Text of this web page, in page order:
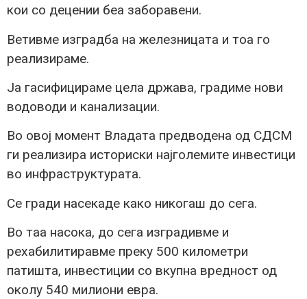
кои со децении беа заборавени.
Ветивме изградба на железницата и тоа го
реализираме.
Ја гасифицираме цела држава, градиме нови
водоводи и канализации.
Во овој момент Владата предводена од СДСМ
ги реализира историски најголемите инвестици
во инфраструктурата.
Се гради насекаде како никогаш до сега.
Во таа насока, до сега изградивме и
рехабилитиравме преку 500 километри
патишта, инвестиции со вкупна вредност од
околу 540 милиони евра.